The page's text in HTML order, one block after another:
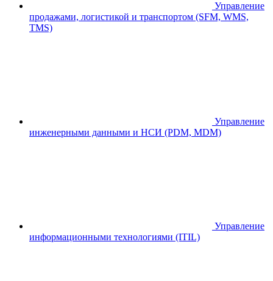
Управление
продажами, логистикой и транспортом (SFM, WMS,
TMS)
Управление
инженерными данными и НСИ (PDM, MDM)
Управление
информационными технологиями (ITIL)